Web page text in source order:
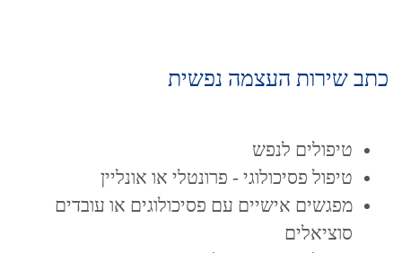
כתב שירות העצמה נפשית
טיפולים לנפש
טיפול פסיכולוגי - פרונטלי או אונליין
מפגשים אישיים עם פסיכולוגים או עובדים
סוציאלים